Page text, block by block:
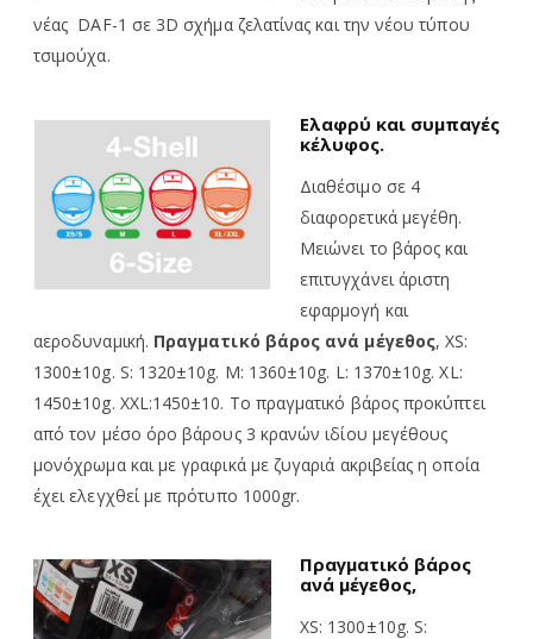
νέας DAF-1 σε 3D σχήμα ζελατίνας και την νέου τύπου
τσιμούχα.
Ελαφρύ και συμπαγές
κέλυφος.
Διαθέσιμο σε 4
διαφορετικά μεγέθη.
Μειώνει το βάρος και
επιτυγχάνει άριστη
εφαρμογή και
αεροδυναμική. Πραγματικό βάρος ανά μέγεθος, XS:
1300±10g. S: 1320±10g. M: 1360±10g. L: 1370±10g. XL:
1450±10g. XXL:1450±10. Το πραγματικό βάρος προκύπτει
από τον μέσο όρο βάρους 3 κρανών ιδίου μεγέθους
μονόχρωμα και με γραφικά με ζυγαριά ακριβείας η οποία
έχει ελεγχθεί με πρότυπο 1000gr.
Πραγματικό βάρος
ανά μέγεθος,
XS: 1300±10g. S: